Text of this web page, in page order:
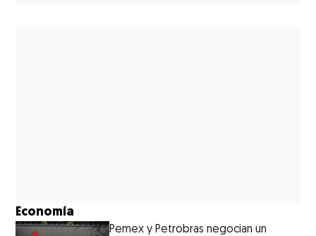
Economía
Pemex y Petrobras negocian un